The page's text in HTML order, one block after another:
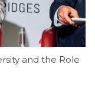
and the Role